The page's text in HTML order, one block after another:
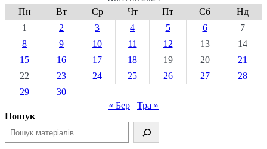
Пн
Вт Ср Чт Пт Сб
Нд
1
2 3 4 5 6
7
8
9 10 11 12 13
14
15
16 17 18 19 20
21
22
23 24 25 26 27
28
29
30
« Бер
Тра »
Пошук